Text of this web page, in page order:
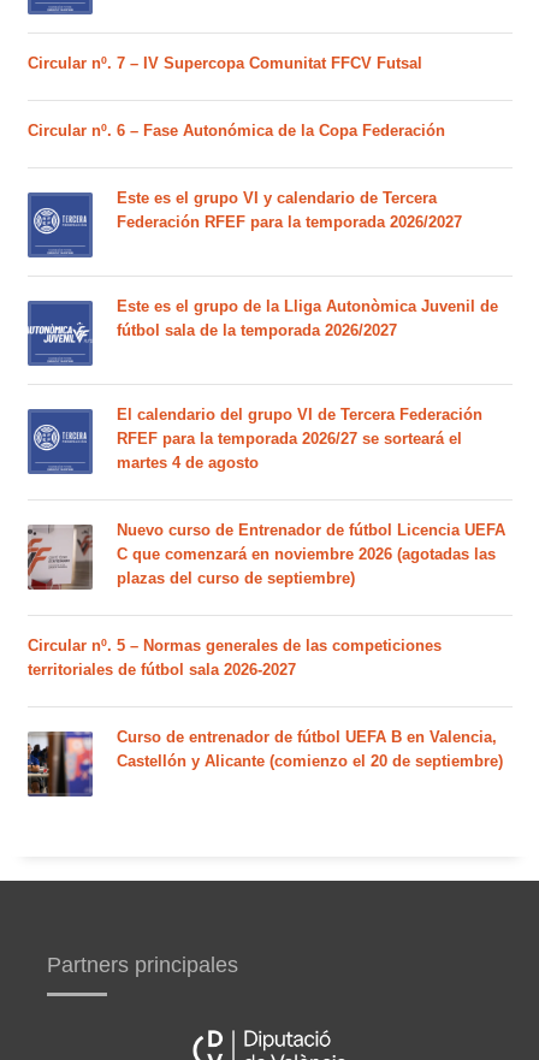
Circular nº. 7 – IV Supercopa Comunitat FFCV Futsal
Circular nº. 6 – Fase Autonómica de la Copa Federación
Este es el grupo VI y calendario de Tercera
Federación RFEF para la temporada 2026/2027
Este es el grupo de la Lliga Autonòmica Juvenil de
fútbol sala de la temporada 2026/2027
El calendario del grupo VI de Tercera Federación
RFEF para la temporada 2026/27 se sorteará el
martes 4 de agosto
Nuevo curso de Entrenador de fútbol Licencia UEFA
C que comenzará en noviembre 2026 (agotadas las
plazas del curso de septiembre)
Circular nº. 5 – Normas generales de las competiciones
territoriales de fútbol sala 2026-2027
Curso de entrenador de fútbol UEFA B en Valencia,
Castellón y Alicante (comienzo el 20 de septiembre)
Partners principales